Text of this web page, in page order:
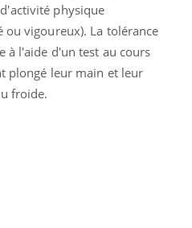
physique
ou vigoureux). La tolérance
à l'aide d'un test au cours
plongé leur main et leur
froide.